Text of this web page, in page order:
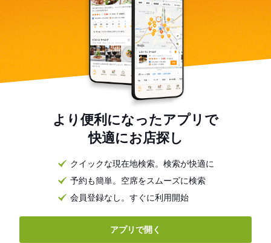
より便利になったアプリで
快適にお店探し
クイックな現在地検索。検索が快適に
予約も簡単。空席をスムーズに検索
会員登録なし。すぐに利用開始
アプリで開く